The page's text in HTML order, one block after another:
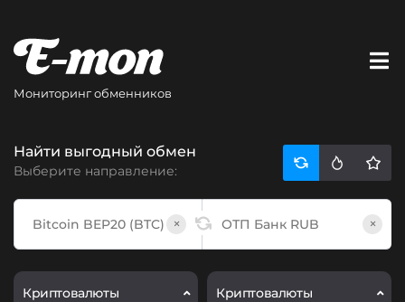
Мониторинг обменников
Найти выгодный обмен
Выберите направление:
× ×
Криптовалюты Криптовалюты